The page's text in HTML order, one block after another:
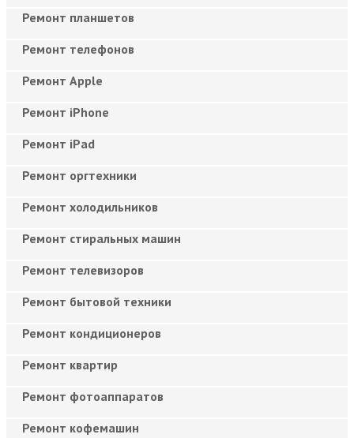
Ремонт планшетов
Ремонт телефонов
Ремонт Apple
Ремонт iPhone
Ремонт iPad
Ремонт оргтехники
Ремонт холодильников
Ремонт стиральных машин
Ремонт телевизоров
Ремонт бытовой техники
Ремонт кондиционеров
Ремонт квартир
Ремонт фотоаппаратов
Ремонт кофемашин